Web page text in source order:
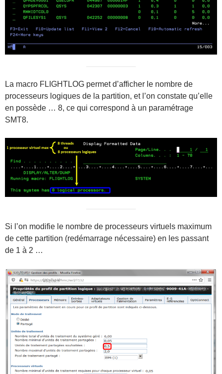
La macro FLIGHTLOG permet d’afficher le nombre de
processeurs logiques de la partition, et l’on constate qu’elle
en possède … 8, ce qui correspond à un paramétrage
SMT8.
Si l’on modifie le nombre de processeurs virtuels maximum
de cette partition (redémarrage nécessaire) en les passant
de 1 à 2 …